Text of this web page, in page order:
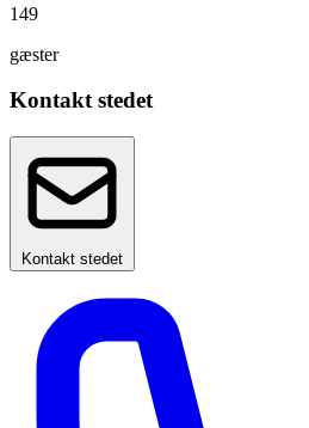
149
gæster
Kontakt stedet
Kontakt stedet